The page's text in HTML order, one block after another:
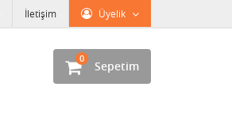
Üyelik
İletişim
Sepetim
0